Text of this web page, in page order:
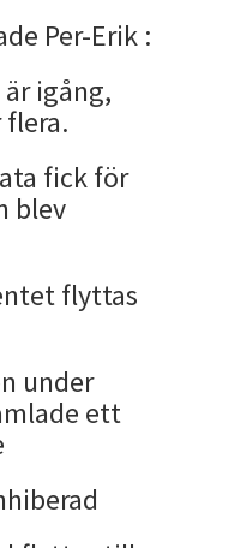
Per-Erik :
igång,
fick för
blev
flyttas
under
ett